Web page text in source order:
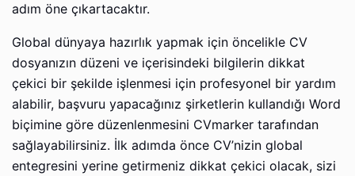
adım öne çıkartacaktır.
Global dünyaya hazırlık yapmak için öncelikle CV
dosyanızın düzeni ve içerisindeki bilgilerin dikkat
çekici bir şekilde işlenmesi için profesyonel bir yardım
alabilir, başvuru yapacağınız şirketlerin kullandığı Word
biçimine göre düzenlenmesini CVmarker tarafından
sağlayabilirsiniz. İlk adımda önce CV’nizin global
entegresini yerine getirmeniz dikkat çekici olacak, sizi